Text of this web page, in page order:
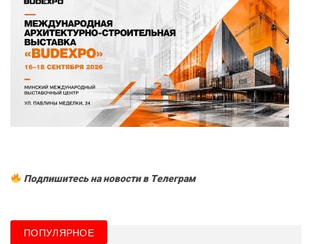
Подпишитесь на новости в Tелеграм
ПОПУЛЯРНОЕ